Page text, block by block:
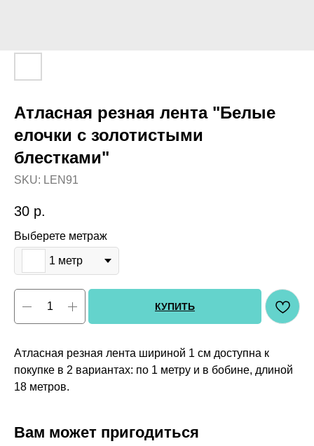
Атласная резная лента "Белые
елочки с золотистыми
блестками"
SKU: LEN91
30 р.
Выберете метраж
1 метр
КУПИТЬ
Атласная резная лента шириной 1 см доступна к
покупке в 2 вариантах: по 1 метру и в бобине, длиной
18 метров.
Вам может пригодиться